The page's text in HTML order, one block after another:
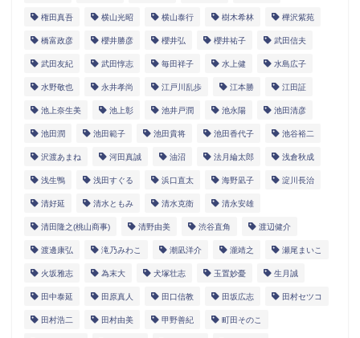
権田真吾 横山光昭 横山泰行 樹木希林 樺沢紫苑
橋富政彦 櫻井勝彦 櫻井弘 櫻井祐子 武田信夫
武田友紀 武田惇志 毎田祥子 水上健 水島広子
水野敬也 永井孝尚 江戸川乱歩 江本勝 江田証
池上奈生美 池上彰 池井戸潤 池永陽 池田清彦
池田潤 池田範子 池田貴将 池田香代子 池谷裕二
沢渡あまね 河田真誠 油沼 法月綸太郎 浅倉秋成
浅生鴨 浅田すぐる 浜口直太 海野凪子 淀川長治
清好延 清水ともみ 清水克衛 清永安雄
清田隆之(桃山商事) 清野由美 渋谷直角 渡辺健介
渡邊康弘 滝乃みわこ 潮凪洋介 瀧靖之 瀬尾まいこ
火坂雅志 為末大 犬塚壮志 玉置妙憂 生月誠
田中泰延 田原真人 田口信教 田坂広志 田村セツコ
田村浩二 田村由美 甲野善紀 町田そのこ